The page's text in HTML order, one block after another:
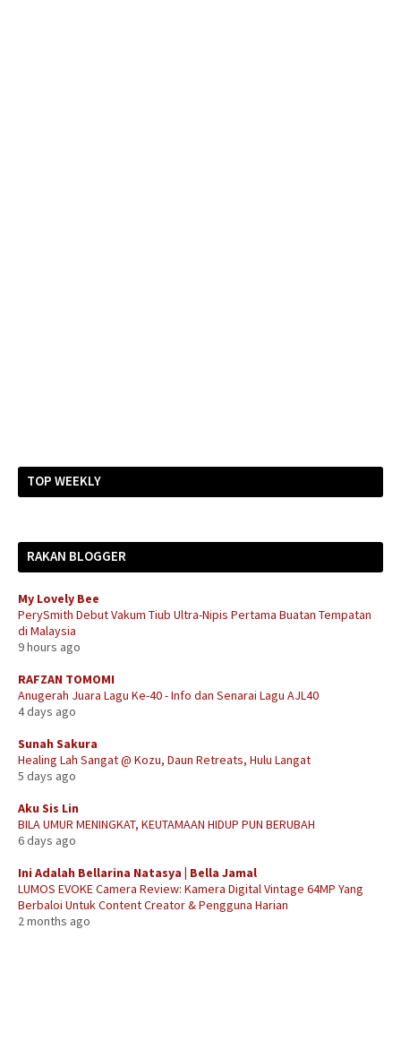
TOP WEEKLY
RAKAN BLOGGER
My Lovely Bee
PerySmith Debut Vakum Tiub Ultra-Nipis Pertama Buatan Tempatan
di Malaysia
9 hours ago
RAFZAN TOMOMI
Anugerah Juara Lagu Ke-40 - Info dan Senarai Lagu AJL40
4 days ago
Sunah Sakura
Healing Lah Sangat @ Kozu, Daun Retreats, Hulu Langat
5 days ago
Aku Sis Lin
BILA UMUR MENINGKAT, KEUTAMAAN HIDUP PUN BERUBAH
6 days ago
Ini Adalah Bellarina Natasya | Bella Jamal
LUMOS EVOKE Camera Review: Kamera Digital Vintage 64MP Yang
Berbaloi Untuk Content Creator & Pengguna Harian
2 months ago